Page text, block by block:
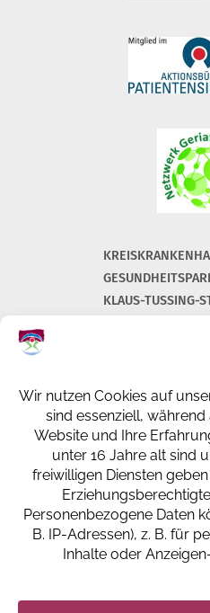
KLAUS-TUSSING-
info@kkh-